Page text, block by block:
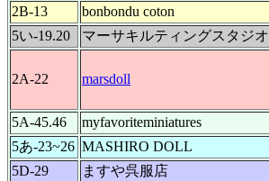
2B-13
bonbondu coton
5い-19.20
マーサキルティングスタジオ
2A-22 marsdoll
5A-45.46 myfavoriteminiatures
5あ-23~26 MASHIRO DOLL
5D-29
ますや呉服店